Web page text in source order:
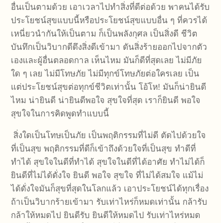
อื่นเป็นตามด้วย เอาเวลาไปทำสิ่งที่ดีต่อด้วย พาคนได้รับ
ประโยชน์สุขแบบนี้หรือประโยชน์สุขแบบอื่น ๆ ที่ควรได้
เหนี่ยวนำกันให้เป็นตาม ก็เป็นพลังกุศล เป็นสิ่งดี ชีวิต
บันทึกเป็นวิบากดีดึงสิ่งดีเข้ามา ดันสิ่งร้ายออกไปจากตัว
เองและผู้อื่นตลอดกาล เห็นไหม มันก็ดีที่สุดเลย ไม่มีภัย
ใด ๆ เลย ไม่มีโทษภัย ไม่มีทุกข์โทษภัยต่อใครเลย เป็น
แต่ประโยชน์สุขต่อทุกข์ชีวิตเท่านั้น โอ้โห! มันก็น่ายินดี
ไหม น่ายินดี น่ายินดีพอใจ สุขใจที่สุด เราก็ยินดี พอใจ
สุขใจในการคิดพูดทำแบบนี้
สิ่งใดเป็นโทษเป็นภัย เป็นพฤติกรรมที่ไม่ดี ตัดไปด้วยใจ
ที่เป็นสุข พฤติกรรมที่ดีก็เข้าถึงด้วยใจที่เป็นสุข ทำดีที่
ทำได้ สุขใจในดีที่ทำได้ สุขใจในดีที่ได้อาศัย ทำไม่ได้ก็
ยินดีที่ไม่ได้ดั่งใจ ยินดี พอใจ สุขใจ ที่ไม่ได้สมใจ แม้ไม่
ได้ดั่งใจมันก็สุขที่สุดในโลกแล้ว เอาประโยชน์ได้ทุกเรื่อง
ถ้าเป็นวิบากร้ายเข้ามา รับเท่าไหร่ก็หมดเท่านั้น กล้ารับ
กล้าให้หมดไป ยินดีรับ ยินดีให้หมดไป รับเท่าไหร่หมด